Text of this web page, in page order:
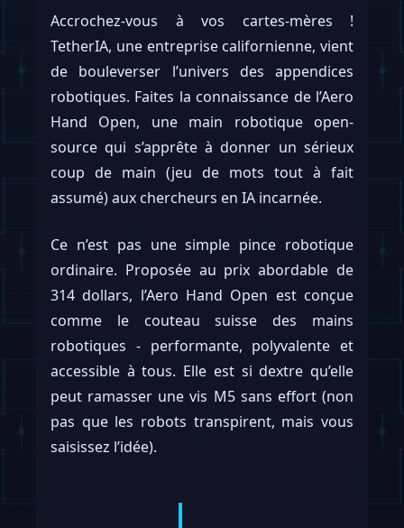
Accrochez-vous à vos cartes-mères !
TetherIA, une entreprise californienne, vient
de bouleverser l’univers des appendices
robotiques. Faites la connaissance de l’Aero
Hand Open, une main robotique open-
source qui s’apprête à donner un sérieux
coup de main (jeu de mots tout à fait
assumé) aux chercheurs en IA incarnée.
Ce n’est pas une simple pince robotique
ordinaire. Proposée au prix abordable de
314 dollars, l’Aero Hand Open est conçue
comme le couteau suisse des mains
robotiques - performante, polyvalente et
accessible à tous. Elle est si dextre qu’elle
peut ramasser une vis M5 sans effort (non
pas que les robots transpirent, mais vous
saisissez l’idée).